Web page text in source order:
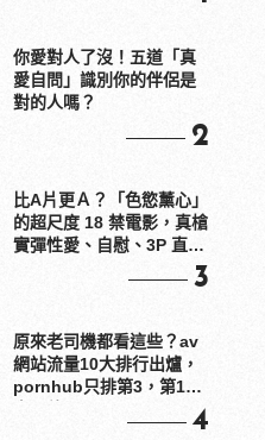
你愛對人了沒！五道「真
愛自問」識別你的伴侶是
對的人嗎？
2
比A片更Ａ？「色慾薰心」
的超尺度 18 禁電影，真槍
實彈性愛、自慰、3P 直接
3
原來老司機都看這些？av
網站流量10大排行出爐，
pornhub只排第3，第1名
4